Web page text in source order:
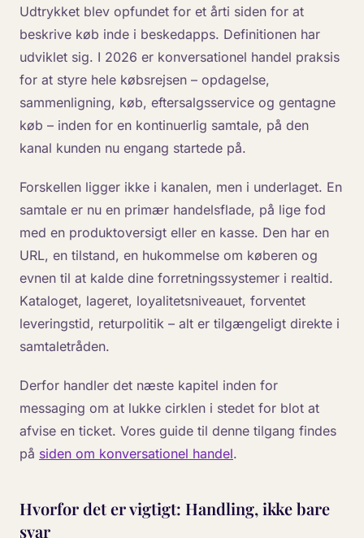
Udtrykket blev opfundet for et årti siden for at
beskrive køb inde i beskedapps. Definitionen har
udviklet sig. I 2026 er konversationel handel praksis
for at styre hele købsrejsen – opdagelse,
sammenligning, køb, eftersalgsservice og gentagne
køb – inden for en kontinuerlig samtale, på den
kanal kunden nu engang startede på.
Forskellen ligger ikke i kanalen, men i underlaget. En
samtale er nu en primær handelsflade, på lige fod
med en produktoversigt eller en kasse. Den har en
URL, en tilstand, en hukommelse om køberen og
evnen til at kalde dine forretningssystemer i realtid.
Kataloget, lageret, loyalitetsniveauet, forventet
leveringstid, returpolitik – alt er tilgængeligt direkte i
samtaletråden.
Derfor handler det næste kapitel inden for
messaging om at lukke cirklen i stedet for blot at
afvise en ticket. Vores guide til denne tilgang findes
på siden om konversationel handel.
Hvorfor det er vigtigt: Handling, ikke bare
svar